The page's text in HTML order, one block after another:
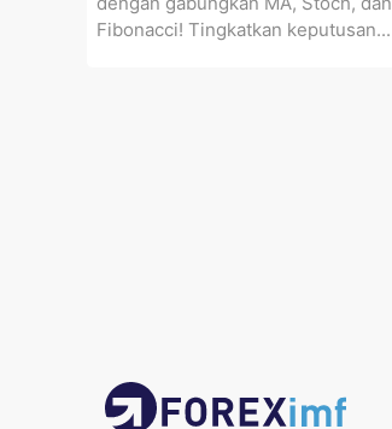
Fibonacci! Tingkatkan keputusan...